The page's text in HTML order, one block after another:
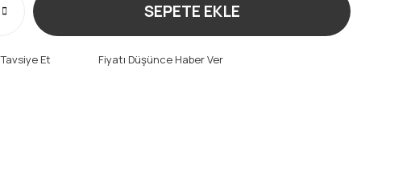
SEPETE EKLE
Tavsiye Et Fiyatı Düşünce Haber Ver